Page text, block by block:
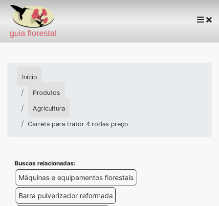
Início
Produtos
Agricultura
Carreta para trator 4 rodas preço
Buscas relacionadas:
Máquinas e equipamentos florestais
Barra pulverizador reformada